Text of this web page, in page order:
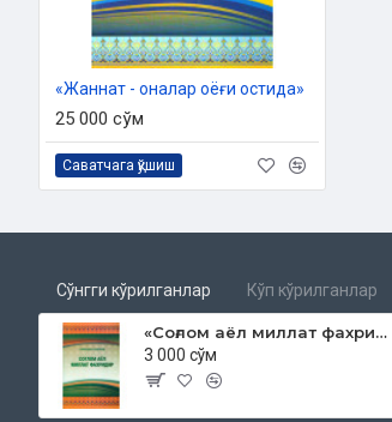
«Жаннат - оналар оёғи остида»
25 000 сўм
Саватчага қўшиш
Сўнгги кўрилганлар Кўп кўрилганлар
«Соғлом аёл миллат фахридир»
3 000 сўм